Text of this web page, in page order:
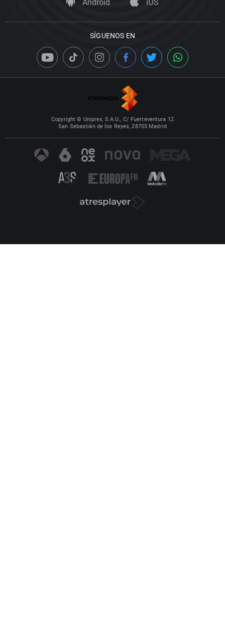
Android iOS
SÍGUENOS EN
Copyright © Uniprex, S.A.U., C/ Fuerteventura 12
San Sebastián de los Reyes, 28703 Madrid